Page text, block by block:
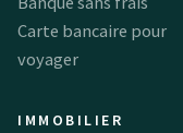
Carte bancaire pour
voyager
IMMOBILIER